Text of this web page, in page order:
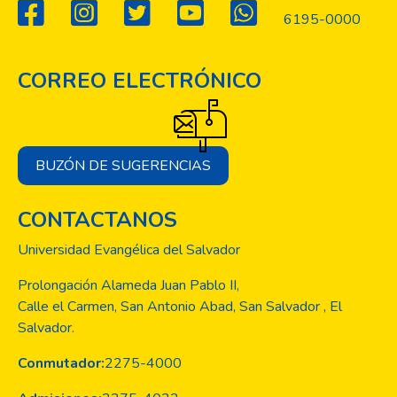
expresadas, entendidas desde aristas
obstaculizan el rol del DAI y la aceptación o
rechazo a ciertas medidas del nuevo
modelo educativo. Temas como el trabajo
cooperativo, apoyo de los padres de familia,
materiales didácticos y el Aula de Apoyo
surgen como elementos claves para
los que son expuestos de manera concisa
6195-0000
CORREO ELECTRÓNICO
BUZÓN DE SUGERENCIAS
CONTACTANOS
Universidad Evangélica del Salvador
Prolongación Alameda Juan Pablo II,
Calle el Carmen, San Antonio Abad, San Salvador , El
Salvador.
Conmutador:2275-4000